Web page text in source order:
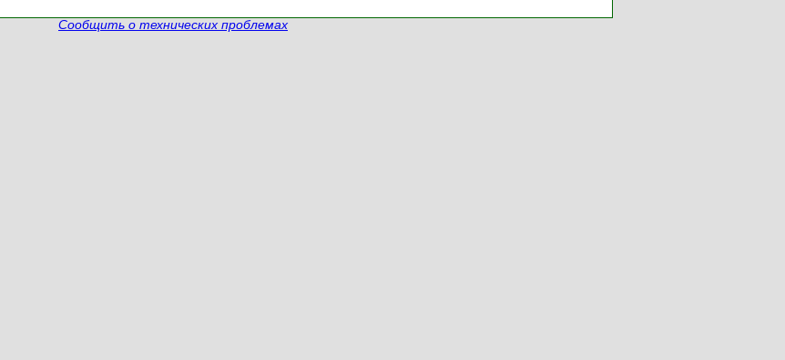
Сообщить о технических проблемах